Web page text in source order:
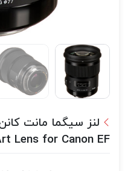
Lens for Canon EF